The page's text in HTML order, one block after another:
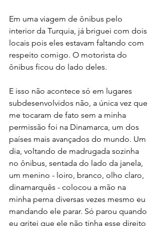
Em uma viagem de ônibus pelo
interior da Turquia, já briguei com dois
locais pois eles estavam faltando com
respeito comigo. O motorista do
ônibus ficou do lado deles.
E isso não acontece só em lugares
subdesenvolvidos não, a única vez que
me tocaram de fato sem a minha
permissão foi na Dinamarca, um dos
países mais avançados do mundo. Um
dia, voltando de madrugada sozinha
no ônibus, sentada do lado da janela,
um menino - loiro, branco, olho claro,
dinamarquês - colocou a mão na
minha perna diversas vezes mesmo eu
mandando ele parar. Só parou quando
eu gritei que ele não tinha esse direito